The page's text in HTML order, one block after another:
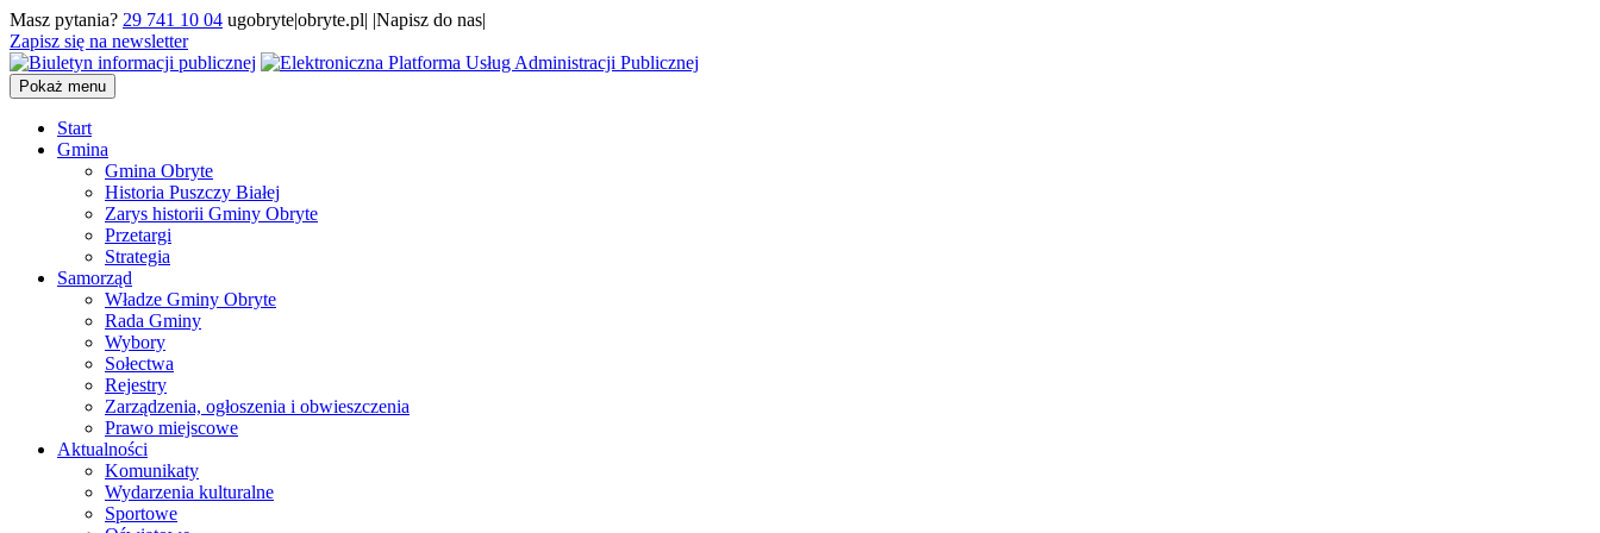
Masz pytania? 29 741 10 04 ugobryte|obryte.pl| |Napisz do nas|
Zapisz się na newsletter
Pokaż menu
Start
Gmina
Gmina Obryte
Historia Puszczy Białej
Zarys historii Gminy Obryte
Przetargi
Strategia
Samorząd
Władze Gminy Obryte
Rada Gminy
Wybory
Sołectwa
Rejestry
Zarządzenia, ogłoszenia i obwieszczenia
Prawo miejscowe
Aktualności
Komunikaty
Wydarzenia kulturalne
Sportowe